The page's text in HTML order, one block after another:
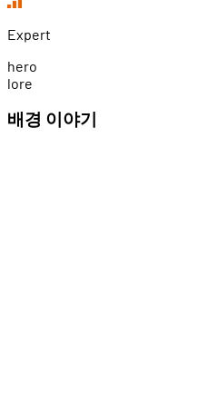
Expert
hero
lore
배경 이야기